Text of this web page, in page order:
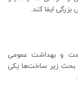
ایفا کند.
و بهداشت عمومی
بحث زیر ساخت‌ها یکی